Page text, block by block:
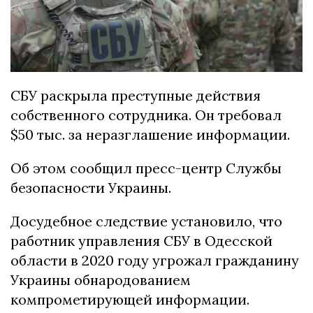
СБУ раскрыла преступные действия
собственного сотрудника. Он требовал
$50 тыс. за неразглашение информации.
Об этом сообщил пресс-центр Службы
безопасности Украины.
Досудебное следствие установило, что
работник управления СБУ в Одесской
области в 2020 году угрожал гражданину
Украины обнародованием
компрометирующей информации.